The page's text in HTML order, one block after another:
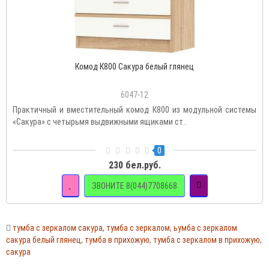
Комод К800 Сакура белый глянец
6047-12
Практичный и вместительный комод К800 из модульной системы
«Сакура» с четырьмя выдвижными ящиками ст..
0
230 бел.руб.
ЗВОНИТЕ 8(044)7708668
тумба с зеркалом сакура, тумба с зеркалом, ьумба с зеркалом
сакура белый глянец, тумба в прихожую, тумба с зеркалом в прихожую,
сакура